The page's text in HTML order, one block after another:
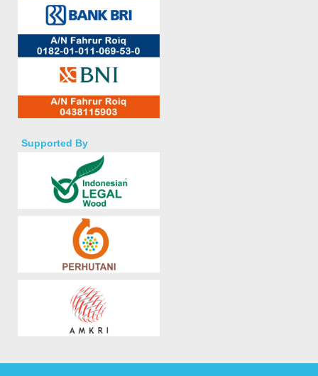
Supported By